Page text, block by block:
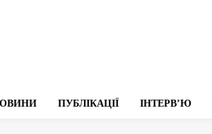
ПУБЛІКАЦІЇ ІНТЕРВʼЮ